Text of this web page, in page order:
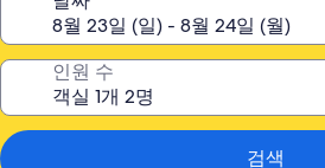
인원 수
검색